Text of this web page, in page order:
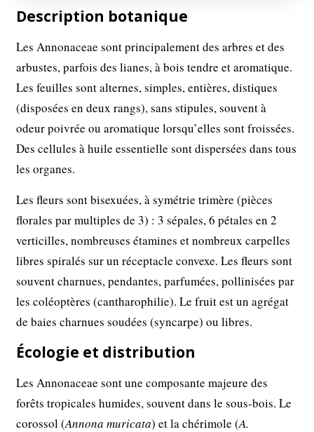
Description botanique
Les Annonaceae sont principalement des arbres et des
arbustes, parfois des lianes, à bois tendre et aromatique.
Les feuilles sont alternes, simples, entières, distiques
(disposées en deux rangs), sans stipules, souvent à
odeur poivrée ou aromatique lorsqu’elles sont froissées.
Des cellules à huile essentielle sont dispersées dans tous
les organes.
Les fleurs sont bisexuées, à symétrie trimère (pièces
florales par multiples de 3) : 3 sépales, 6 pétales en 2
verticilles, nombreuses étamines et nombreux carpelles
libres spiralés sur un réceptacle convexe. Les fleurs sont
souvent charnues, pendantes, parfumées, pollinisées par
les coléoptères (cantharophilie). Le fruit est un agrégat
de baies charnues soudées (syncarpe) ou libres.
Écologie et distribution
Les Annonaceae sont une composante majeure des
forêts tropicales humides, souvent dans le sous-bois. Le
corossol (Annona muricata) et la chérimole (A.